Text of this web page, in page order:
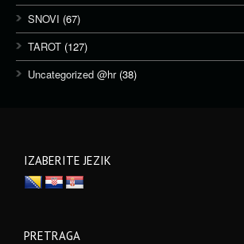
SNOVI (67)
TAROT (127)
Uncategorized @hr(38)
IZABERITE JEZIK
PRETRAGA